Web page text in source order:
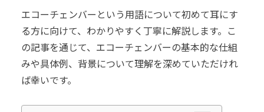
エコーチェンバーという用語について初めて耳にす
る方に向けて、わかりやすく丁寧に解説します。こ
の記事を通じて、エコーチェンバーの基本的な仕組
みや具体例、背景について理解を深めていただけれ
ば幸いです。